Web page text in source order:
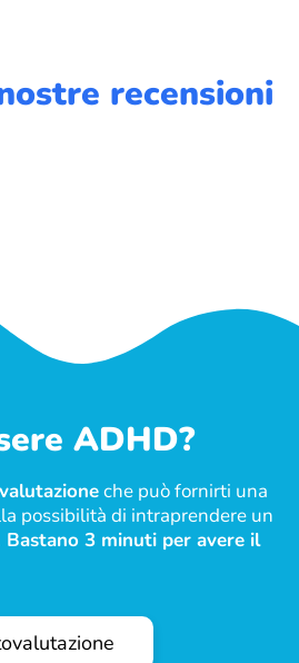
recensioni
ADHD?
che può fornirti una
possibilità di intraprendere un
Bastano 3 minuti per avere il